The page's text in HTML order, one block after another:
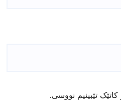
تێبینیم نووسی.